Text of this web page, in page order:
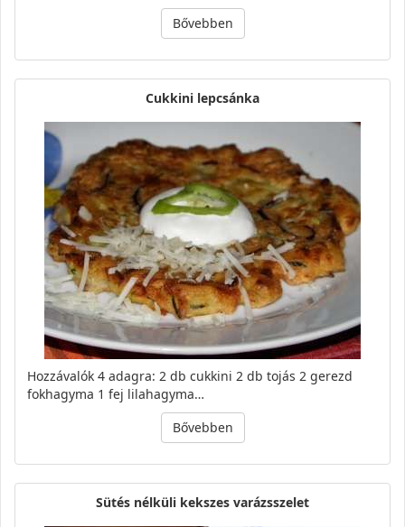
Bővebben
Cukkini lepcsánka
Hozzávalók 4 adagra: 2 db cukkini 2 db tojás 2 gerezd
fokhagyma 1 fej lilahagyma…
Bővebben
Sütés nélküli kekszes varázsszelet